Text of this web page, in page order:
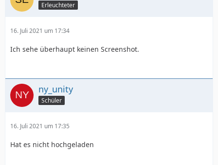
Erleuchteter
16. Juli 2021 um 17:34
Ich sehe überhaupt keinen Screenshot.
ny_unity
Schüler
16. Juli 2021 um 17:35
Hat es nicht hochgeladen